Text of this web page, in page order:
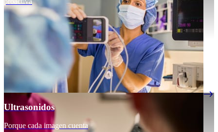
Ultrasonidos
Porque cada imagen cuenta